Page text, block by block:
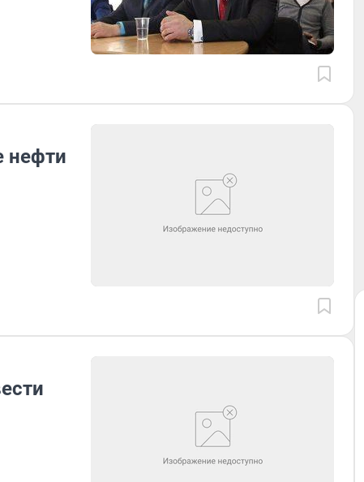
нефти